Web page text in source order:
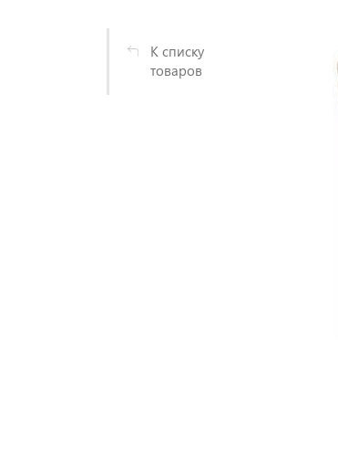
К списку
товаров